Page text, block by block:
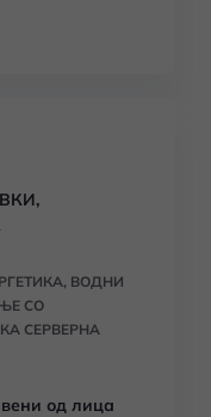
ВОДНИ
СО
СЕРВЕРНА
од лица